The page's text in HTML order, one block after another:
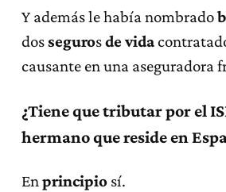
Y además le había nombrado
dossegurosde vida
causante en una aseguradora
¿Tiene que tributar por el
hermano que reside en
Enprincipio sí.